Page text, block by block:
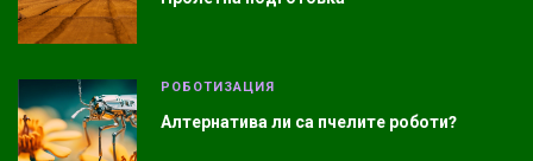
РОБОТИЗАЦИЯ
Алтернатива ли са пчелите роботи?